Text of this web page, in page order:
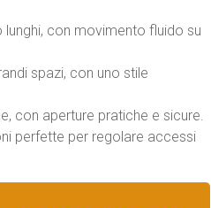
lunghi, con movimento fluido su
spazi, con uno stile
con aperture pratiche e sicure.
perfette per regolare accessi